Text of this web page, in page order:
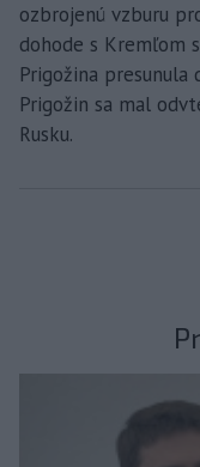
ozbrojenú vzburu
dohode s Kremľom
Prigožina
Prigožin sa mal
Rusku.